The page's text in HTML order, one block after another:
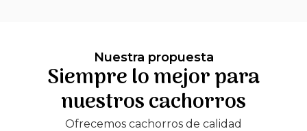
Nuestra propuesta
Siempre lo mejor para
nuestros cachorros
Ofrecemos cachorros de calidad